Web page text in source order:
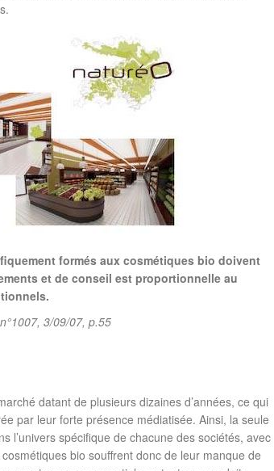
formés aux cosmétiques bio doivent
et de conseil est proportionnelle au
3/09/07, p.55
datant de plusieurs dizaines d’années, ce qui
par leur forte présence médiatisée. Ainsi, la seule
l’univers spécifique de chacune des sociétés, avec
bio souffrent donc de leur manque de